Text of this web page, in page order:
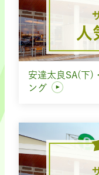
安達太良SA(下)
ング